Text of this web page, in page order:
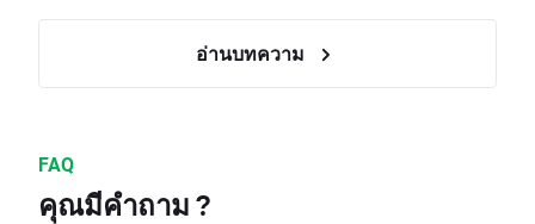
อ่านบทความ
FAQ
คุณมีคำถาม ?